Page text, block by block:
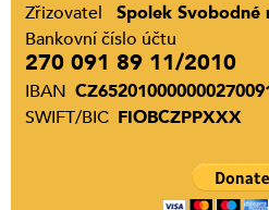
Zřizovatel
Spolek Svobodné
Bankovní číslo účtu
270 091 89 11/2010
IBAN
SWIFT/BIC FIOBCZPPXXX